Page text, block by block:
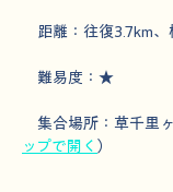
距離：往復3.7km、
難易度：★
集合場所：草千里
ップで開く ）